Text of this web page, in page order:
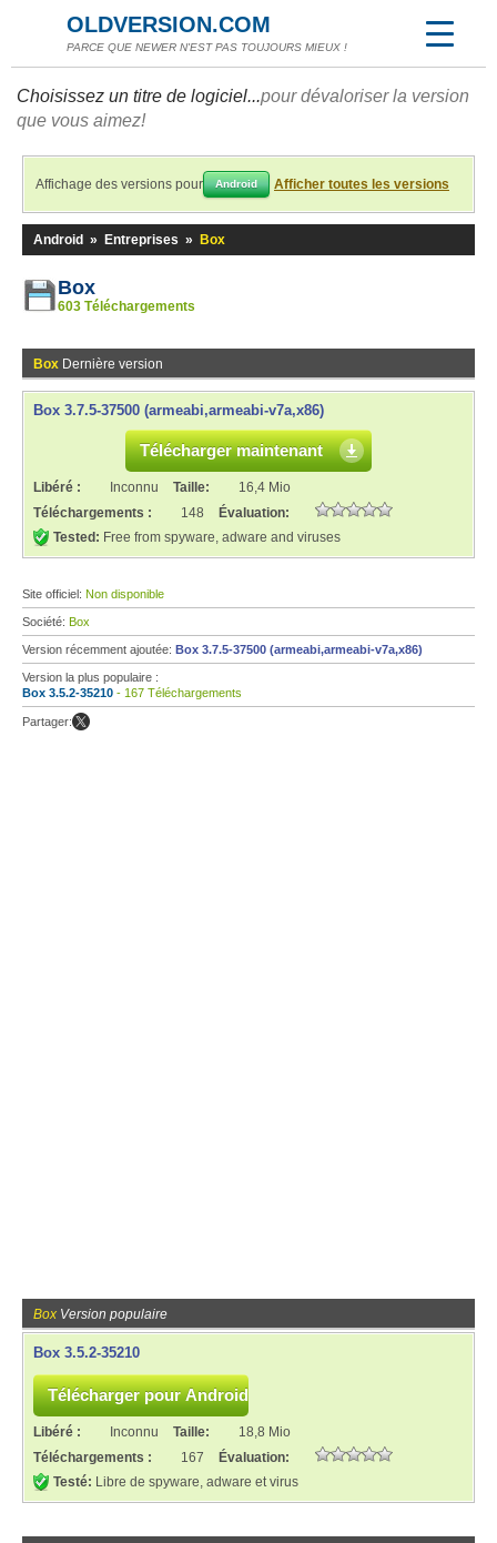
OLDVERSION.COM
PARCE QUE NEWER N'EST PAS TOUJOURS MIEUX !
Choisissez un titre de logiciel...pour dévaloriser la version
que vous aimez!
Affichage des versions pour Android Afficher toutes les versions
Android » Entreprises » Box
Box
603 Téléchargements
Box Dernière version
Box 3.7.5-37500 (armeabi,armeabi-v7a,x86)
Télécharger maintenant
Libéré : Inconnu Taille:
16,4 Mio
Téléchargements :
148
Évaluation:
Tested: Free from spyware, adware and viruses
Site officiel: Non disponible
Société: Box
Version récemment ajoutée: Box 3.7.5-37500 (armeabi,armeabi-v7a,x86)
Version la plus populaire :
Box 3.5.2-35210 - 167 Téléchargements
Partager:
Box Version populaire
Box 3.5.2-35210
Libéré : Inconnu Taille:
18,8 Mio
Téléchargements :
167
Évaluation:
Testé: Libre de spyware, adware et virus